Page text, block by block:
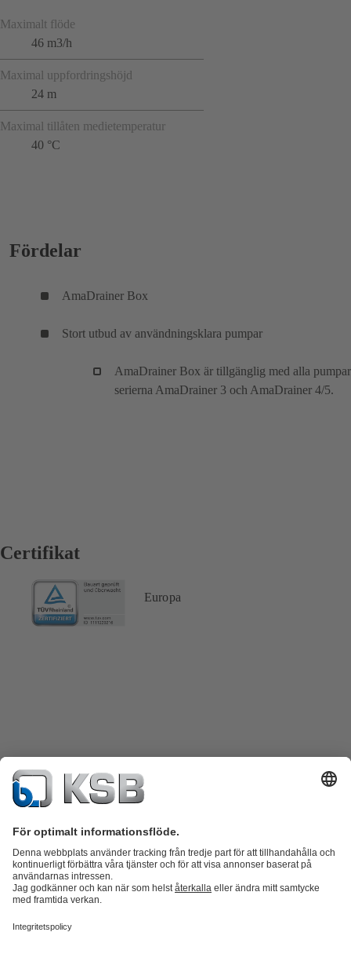
Maximalt flöde
46 m3/h
Maximal uppfordringshöjd
24 m
Maximal tillåten medietemperatur
40 °C
Fördelar
AmaDrainer Box
Stort utbud av användningsklara pumpar
AmaDrainer Box är tillgänglig med alla
serierna AmaDrainer 3 och AmaDrainer 4/5.
Certifikat
Europa